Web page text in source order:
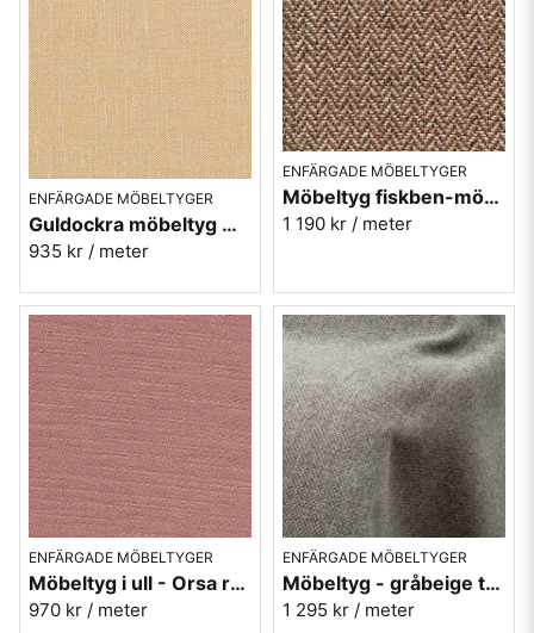
ENFÄRGADE MÖBELTYGER
Guldockra möbeltyg med lin - Hanna nr.5
935 kr / meter
ENFÄRGADE MÖBELTYGER
Möbeltyg fiskben-mönster i brun Jazz nr.6
1 190 kr / meter
ENFÄRGADE MÖBELTYGER
Möbeltyg i ull - Orsa rosa nr.35 - Berghem
970 kr / meter
ENFÄRGADE MÖBELTYGER
Möbeltyg - gråbeige tweed - POP nr.91
1 295 kr / meter